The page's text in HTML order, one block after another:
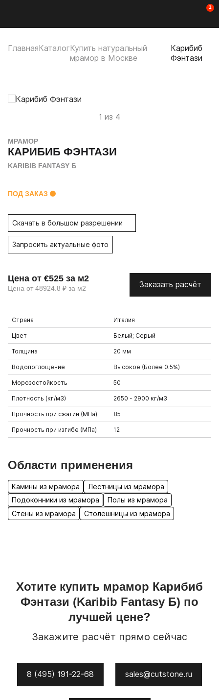
1
ГлавнаяКаталогКупить натуральный
мрамор в Москве
Карибиб
Фэнтази
1 из 4
МРАМОР
КАРИБИБ ФЭНТАЗИ
KARIBIB FANTASY Б
ПОД ЗАКАЗ
Скачать в большом разрешении
Запросить актуальные фото
Цена от €525 за м2
Цена от 48924.8 ₽ за м2 Заказать расчёт
Страна Италия
Цвет Белый; Серый
Толщина 20 мм
Водопоглощение Высокое (Более 0.5%)
Морозостойкость 50
Плотность (кг/м3) 2650 - 2900 кг/м3
Прочность при сжатии (МПа) 85
Прочность при изгибе (МПа) 12
Области применения
Камины из мрамора
Лестницы из мрамора
Подоконники из мрамора
Полы из мрамора
Стены из мрамора
Столешницы из мрамора
Хотите купить мрамор Карибиб
Фэнтази (Karibib Fantasy Б) по
лучшей цене?
Закажите расчёт прямо сейчас
8 (495) 191-22-68 sales@cutstone.ru